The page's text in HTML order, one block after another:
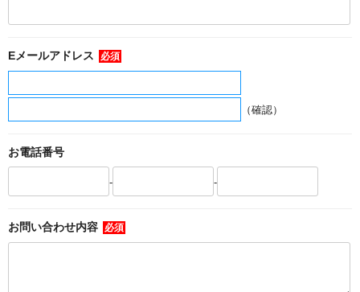
Eメールアドレス 必須
（確認）
お電話番号
- -
お問い合わせ内容 必須